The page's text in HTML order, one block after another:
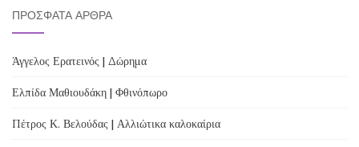
ΠΡΌΣΦΑΤΑ ΆΡΘΡΑ
Άγγελος Ερατεινός | Δώρημα
Ελπίδα Μαθιουδάκη | Φθινόπωρο
Πέτρος Κ. Βελούδας | Αλλιώτικα καλοκαίρια